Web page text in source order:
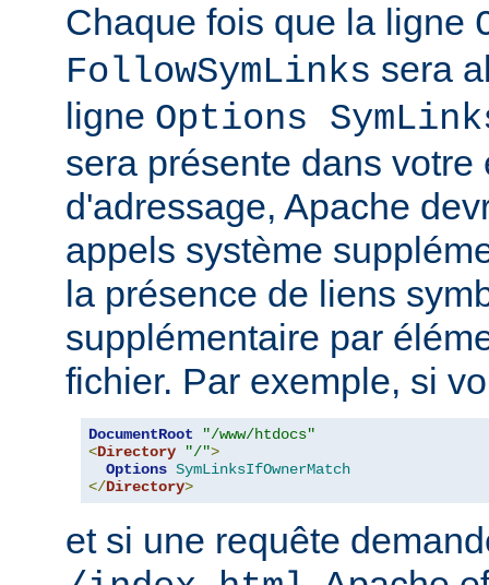
Chaque fois que la ligne
FollowSymLinks sera
ligne Options
sera présente dans votre
d'adressage, Apache
appels système
la présence de liens
supplémentaire par
fichier. Par exemple, si
DocumentRoot
"/www/htdocs"
<Directory "/">
Options SymLinksIfOwnerMatch
</Directory>
et si une requête